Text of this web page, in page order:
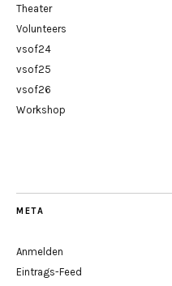
Theater
Volunteers
vsof24
vsof25
vsof26
Workshop
META
Anmelden
Eintrags-Feed